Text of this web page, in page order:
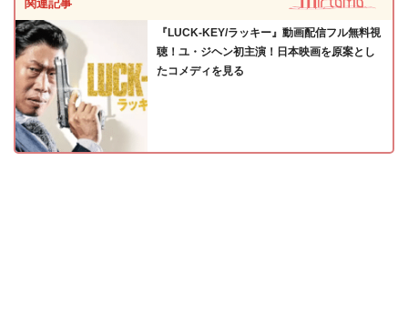
関連記事
『LUCK-KEY/ラッキー』動画配信フル無料視
聴！ユ・ジヘン初主演！日本映画を原案とし
たコメディを見る